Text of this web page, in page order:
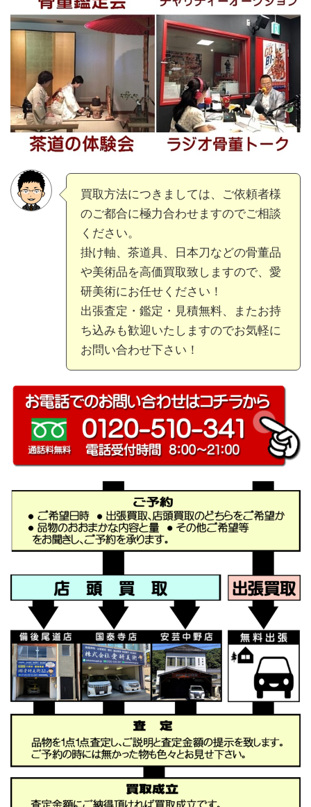
買取方法につきましては、ご依頼者様
のご都合に極力合わせますのでご相談
ください。
掛け軸、茶道具、日本刀などの骨董品
や美術品を高価買取致しますので、愛
研美術にお任せください！
出張査定・鑑定・見積無料、またお持
ち込みも歓迎いたしますのでお気軽に
お問い合わせ下さい！